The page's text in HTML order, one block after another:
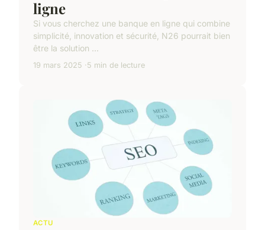
ligne
Si vous cherchez une banque en ligne qui combine
simplicité, innovation et sécurité, N26 pourrait bien
être la solution ...
19 mars 2025 5 min de lecture
ACTU